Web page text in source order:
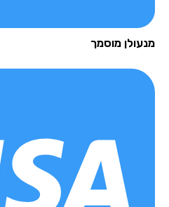
מנעולן מוסמך